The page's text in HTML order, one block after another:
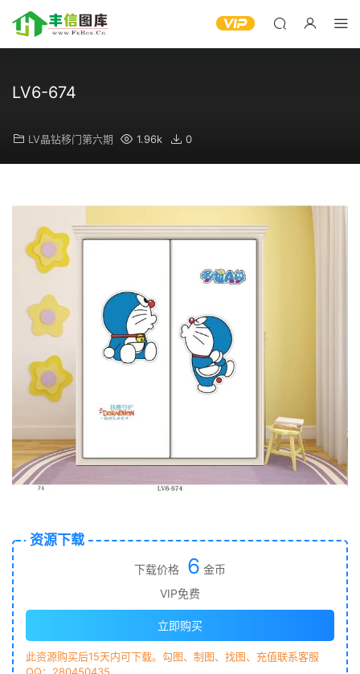
LV6-674
LV晶钻移门第六期 1.96k 0
资源下载
下载价格 6 金币
VIP免费
立即购买
此资源购买后15天内可下载。勾图、制图、找图、充值联系客服
QQ：280450435